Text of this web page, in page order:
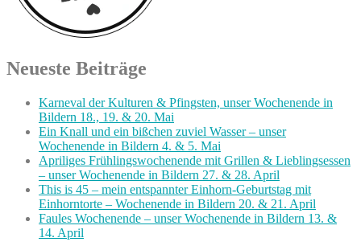
Neueste Beiträge
Karneval der Kulturen & Pfingsten, unser Wochenende in
Bildern 18., 19. & 20. Mai
Ein Knall und ein bißchen zuviel Wasser – unser
Wochenende in Bildern 4. & 5. Mai
Apriliges Frühlingswochenende mit Grillen & Lieblingsessen
– unser Wochenende in Bildern 27. & 28. April
This is 45 – mein entspannter Einhorn-Geburtstag mit
Einhorntorte – Wochenende in Bildern 20. & 21. April
Faules Wochenende – unser Wochenende in Bildern 13. &
14. April